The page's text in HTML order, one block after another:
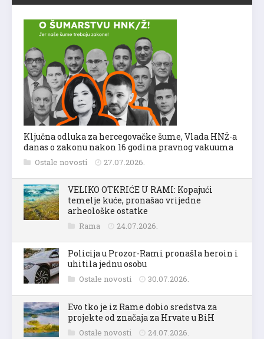
Ključna odluka za hercegovačke šume, Vlada HNŽ-a
danas o zakonu nakon 16 godina pravnog vakuuma
Ostale novosti 27.07.2026.
VELIKO OTKRIĆE U RAMI: Kopajući
temelje kuće, pronašao vrijedne
arheološke ostatke
Rama 24.07.2026.
Policija u Prozor-Rami pronašla heroin i
uhitila jednu osobu
Ostale novosti 30.07.2026.
Evo tko je iz Rame dobio sredstva za
projekte od značaja za Hrvate u BiH
Ostale novosti 24.07.2026.